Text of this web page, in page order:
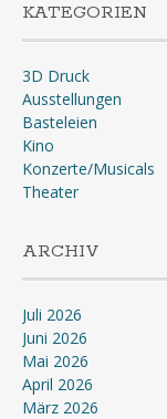
KATEGORIEN
3D Druck
Ausstellungen
Basteleien
Kino
Konzerte/Musicals
Theater
ARCHIV
Juli 2026
Juni 2026
Mai 2026
April 2026
März 2026